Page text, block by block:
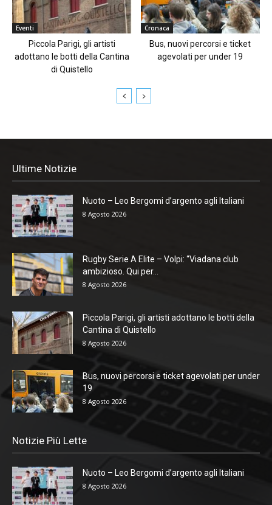
Eventi
Piccola Parigi, gli artisti
adottano le botti della Cantina
di Quistello
Cronaca
Bus, nuovi percorsi e ticket
agevolati per under 19
Ultime Notizie
Nuoto – Leo Bergomi d’argento agli Italiani
8 Agosto 2026
Rugby Serie A Elite – Volpi: “Viadana club
ambizioso. Qui per...
8 Agosto 2026
Piccola Parigi, gli artisti adottano le botti della
Cantina di Quistello
8 Agosto 2026
Bus, nuovi percorsi e ticket agevolati per under
19
8 Agosto 2026
Notizie Più Lette
Nuoto – Leo Bergomi d’argento agli Italiani
8 Agosto 2026